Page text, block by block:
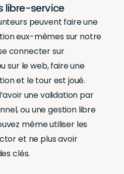
libre-service
peuvent faire une
eux-mêmes sur notre
connecter sur
sur le web, faire une
et le tour est joué.
une validation par
ou une gestion libre
même utiliser les
et ne plus avoir
clés.